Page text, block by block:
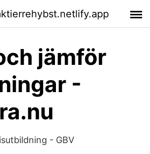
jämför
-
- GBV